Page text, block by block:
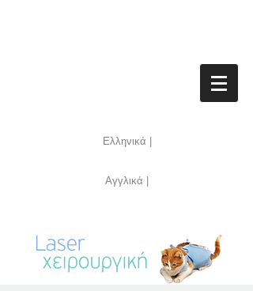
Ελληνικά |
Αγγλικά |